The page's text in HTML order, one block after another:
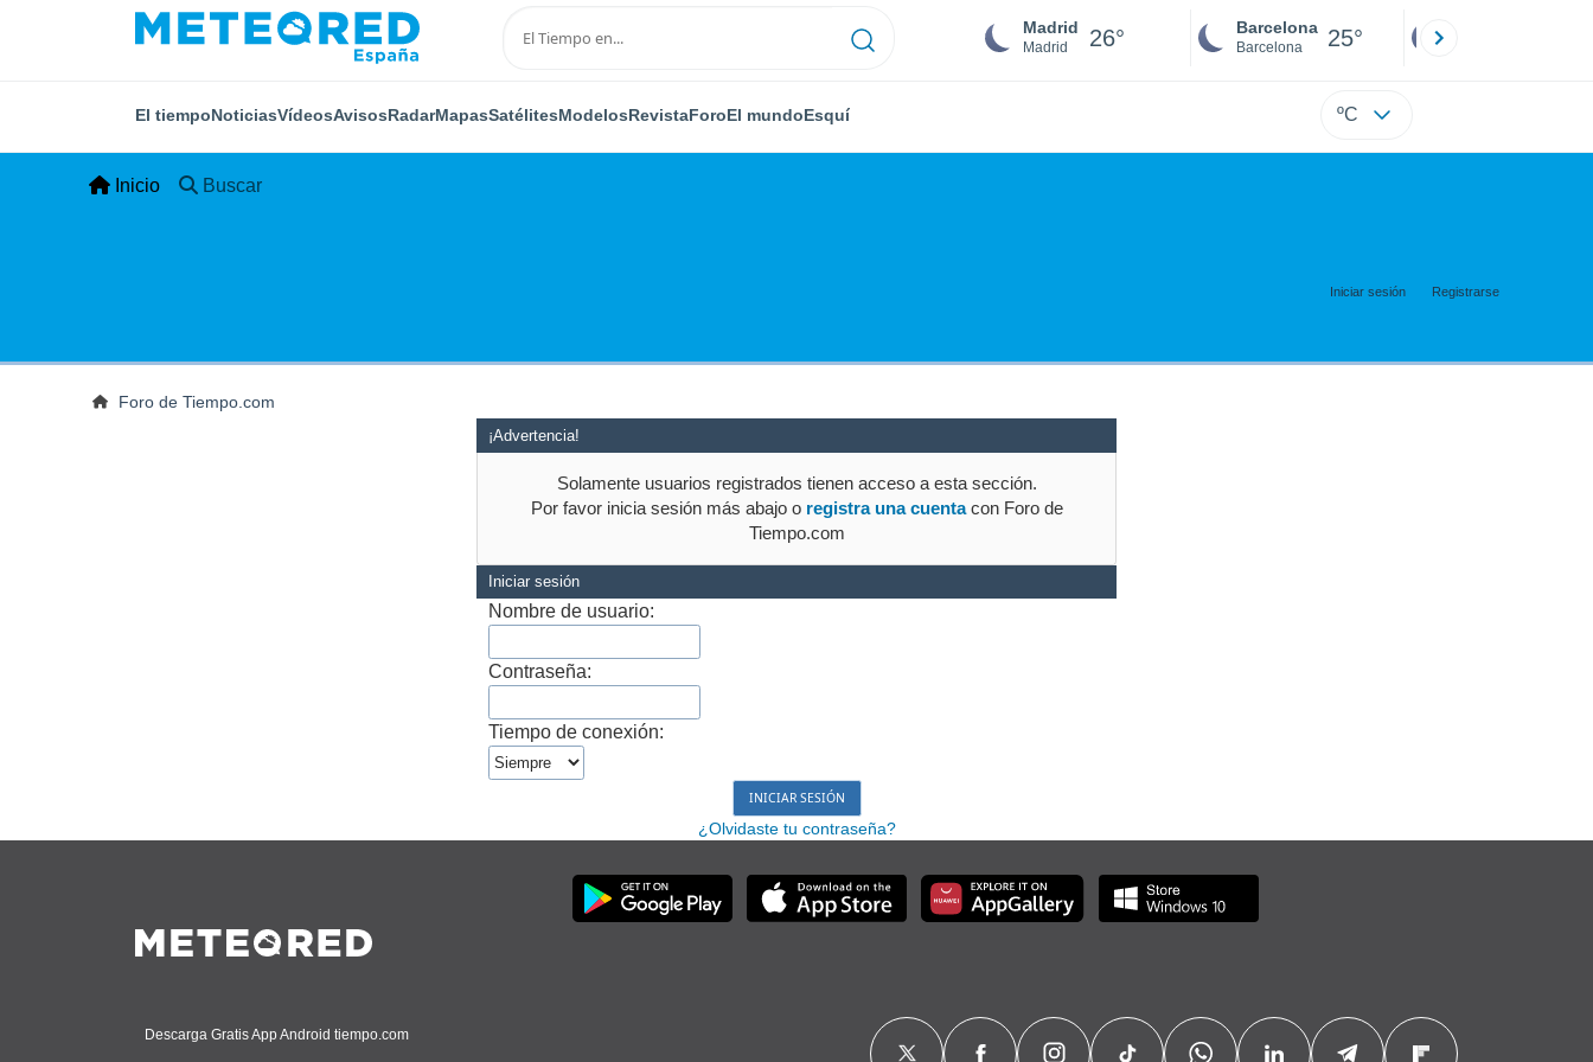
Madrid
Madrid 26° Barcelona
Barcelona 25°
El tiempoNoticiasVídeosAvisosRadarMapasSatélitesModelosRevistaForoEl mundoEsquí ºC
Inicio Buscar
Iniciar sesión Registrarse
Foro de Tiempo.com
¡Advertencia!
Solamente usuarios registrados tienen acceso a esta sección.
Por favor inicia sesión más abajo o registra una cuentacon Foro de
Tiempo.com
Iniciar sesión
Nombre de usuario:
Contraseña:
Tiempo de conexión:
¿Olvidaste tu contraseña?
Descarga Gratis App Android tiempo.com